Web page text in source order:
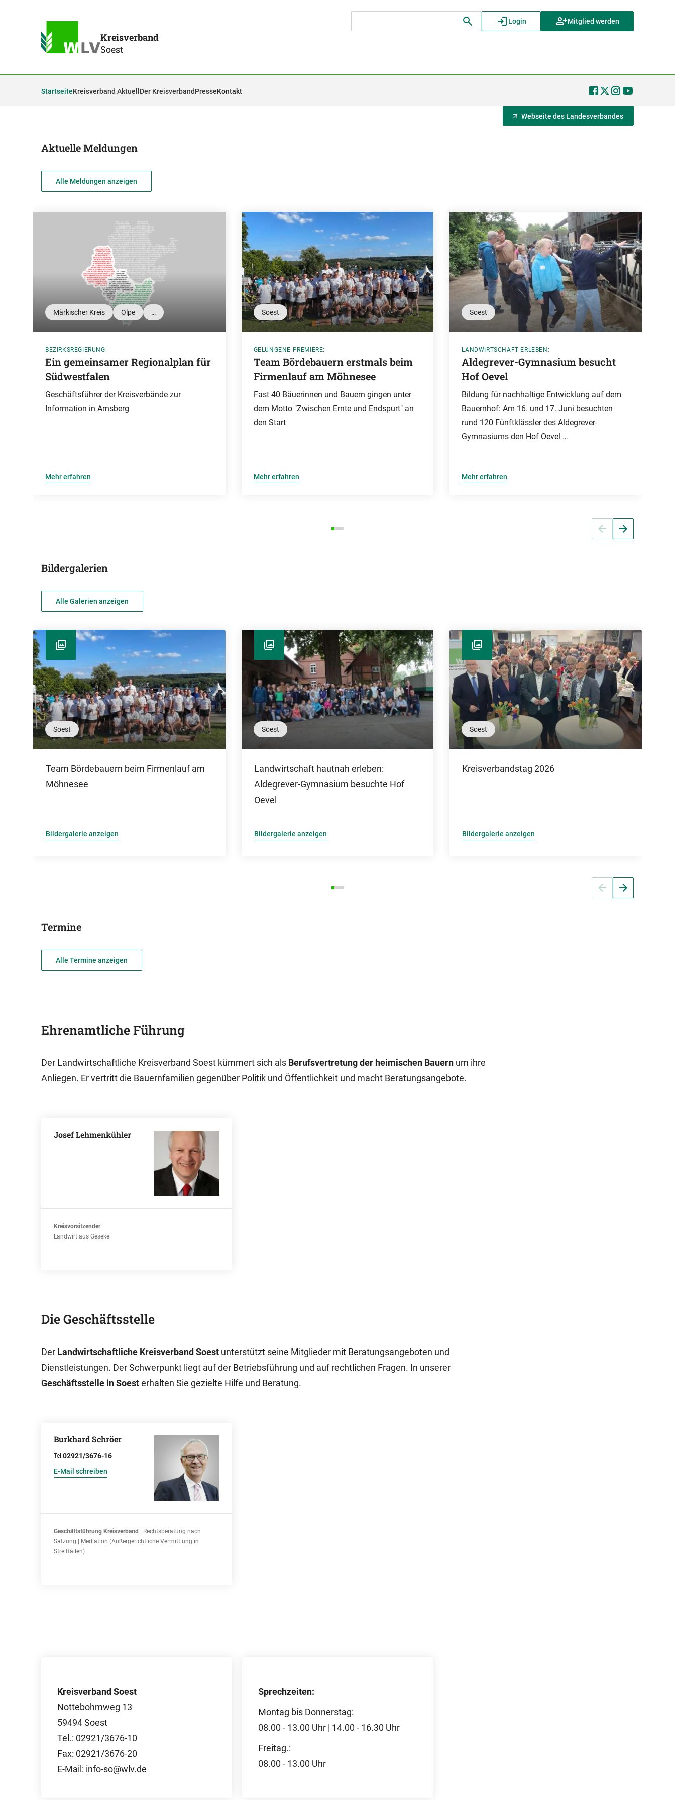
Kreisverband
Soest
Login Mitglied werden
StartseiteKreisverband Aktuell Der KreisverbandPresseKontakt
Webseite des Landesverbandes
Aktuelle Meldungen
Alle Meldungen anzeigen
Märkischer Kreis Olpe …
BEZIRKSREGIERUNG:
Ein gemeinsamer Regionalplan für
Südwestfalen
Geschäftsführer der Kreisverbände zur
Information in Arnsberg
Mehr erfahren
Soest
GELUNGENE PREMIERE:
Team Bördebauern erstmals beim
Firmenlauf am Möhnesee
Fast 40 Bäuerinnen und Bauern gingen unter
dem Motto "Zwischen Ernte und Endspurt" an
den Start
Mehr erfahren
Soest
LANDWIRTSCHAFT ERLEBEN:
Aldegrever-Gymnasium besucht
Hof Oevel
Bildung für nachhaltige Entwicklung auf dem
Bauernhof: Am 16. und 17. Juni besuchten
rund 120 Fünftklässler des Aldegrever-
Gymnasiums den Hof Oevel …
Mehr erfahren
Bildergalerien
Alle Galerien anzeigen
Soest
Team Bördebauern beim Firmenlauf am
Möhnesee
Bildergalerie anzeigen
Soest
Landwirtschaft hautnah erleben:
Aldegrever-Gymnasium besuchte Hof
Oevel
Bildergalerie anzeigen
Soest
Kreisverbandstag 2026
Bildergalerie anzeigen
Termine
Alle Termine anzeigen
Ehrenamtliche Führung
Der Landwirtschaftliche Kreisverband Soest kümmert sich als Berufsvertretung der heimischen Bauern um ihre
Anliegen. Er vertritt die Bauernfamilien gegenüber Politik und Öffentlichkeit und macht Beratungsangebote.
Josef Lehmenkühler
Kreisvorsitzender
Landwirt aus Geseke
Die Geschäftsstelle
Der Landwirtschaftliche Kreisverband Soest unterstützt seine Mitglieder mit Beratungsangeboten und
Dienstleistungen. Der Schwerpunkt liegt auf der Betriebsführung und auf rechtlichen Fragen. In unserer
Geschäftsstelle in Soesterhalten Sie gezielte Hilfe und Beratung.
Burkhard Schröer
Tel.02921/3676-16
E-Mail schreiben
Geschäftsführung Kreisverband
| Rechtsberatung nach
Satzung | Mediation (Außergerichtliche Vermittlung in
Streitfällen)
Kreisverband Soest
Nottebohmweg 13
59494 Soest
Tel.: 02921/3676-10
Fax: 02921/3676-20
E-Mail: info-so@wlv.de
Sprechzeiten:
Montag bis Donnerstag:
08.00 - 13.00 Uhr | 14.00 - 16.30 Uhr
Freitag.:
08.00 - 13.00 Uhr